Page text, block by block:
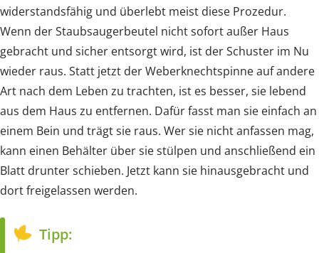
widerstandsfähig und überlebt meist diese Prozedur.
Wenn der Staubsaugerbeutel nicht sofort außer Haus
gebracht und sicher entsorgt wird, ist der Schuster im Nu
wieder raus. Statt jetzt der Weberknechtspinne auf andere
Art nach dem Leben zu trachten, ist es besser, sie lebend
aus dem Haus zu entfernen. Dafür fasst man sie einfach an
einem Bein und trägt sie raus. Wer sie nicht anfassen mag,
kann einen Behälter über sie stülpen und anschließend ein
Blatt drunter schieben. Jetzt kann sie hinausgebracht und
dort freigelassen werden.
Tipp: